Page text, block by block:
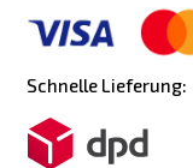
Schnelle Lieferung: